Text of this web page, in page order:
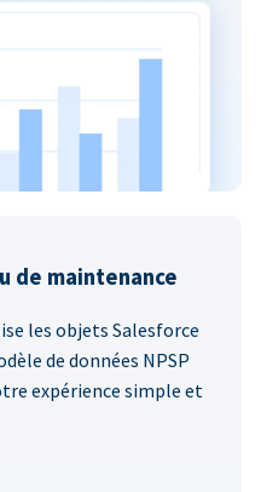
de maintenance
les objets Salesforce
de données NPSP
expérience simple et